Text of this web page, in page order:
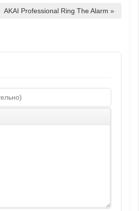
AKAI Professional Ring The Alarm »